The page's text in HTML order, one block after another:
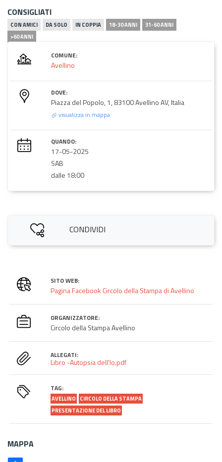
CONSIGLIATI
CON AMICI DA SOLO IN COPPIA 18-30 ANNI
31-60 ANNI
>60 ANNI
COMUNE:
Avellino
DOVE:
Piazza del Popolo, 1, 83100 Avellino AV, Italia
visualizza in mappa
QUANDO:
17-05-2025
SAB
dalle 18:00
CONDIVIDI
SITO WEB:
Pagina Facebook Circolo della Stampa di Avellino
ORGANIZZATORE:
Circolo della Stampa Avellino
ALLEGATI:
Libro -Autopsia dell'Io.pdf
TAG:
AVELLINO
CIRCOLO DELLA STAMPA
PRESENTAZIONE DEL LIBRO
MAPPA